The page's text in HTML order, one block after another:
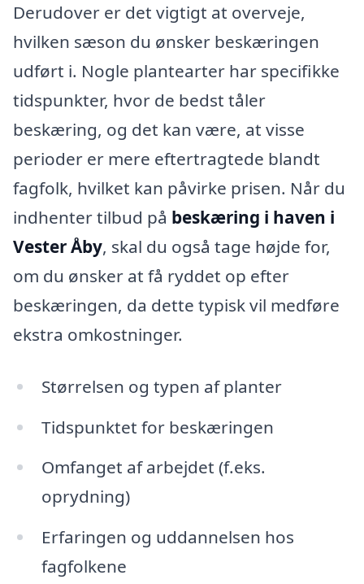
Derudover er det vigtigt at overveje,
hvilken sæson du ønsker beskæringen
udført i. Nogle plantearter har specifikke
tidspunkter, hvor de bedst tåler
beskæring, og det kan være, at visse
perioder er mere eftertragtede blandt
fagfolk, hvilket kan påvirke prisen. Når du
indhenter tilbud på beskæring i haven i
Vester Åby, skal du også tage højde for,
om du ønsker at få ryddet op efter
beskæringen, da dette typisk vil medføre
ekstra omkostninger.
Størrelsen og typen af planter
Tidspunktet for beskæringen
Omfanget af arbejdet (f.eks.
oprydning)
Erfaringen og uddannelsen hos
fagfolkene